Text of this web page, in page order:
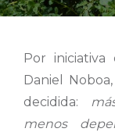
Por
Daniel
decidida:
menos